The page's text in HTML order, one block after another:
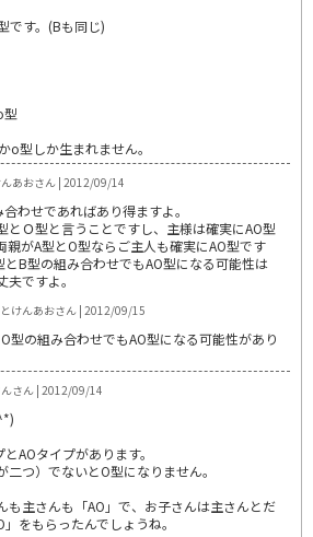
す。(Bも同じ)
型しか生まれません。
あおさん | 2012/09/14
わせであればあり得ますよ。
とＯ型と言うことですし、主様は確実にAO型
親がA型とO型ならご主人も確実にAO型です
とB型の組み合わせでもAO型になる可能性は
ですよ。
けんあおさん | 2012/09/15
型の組み合わせでもAO型になる可能性があり
さん | 2012/09/14
AOタイプがあります。
二つ）でないとO型になりません。
も主さんも「AO」で、お子さんは主さんとだ
をもらったんでしょうね。